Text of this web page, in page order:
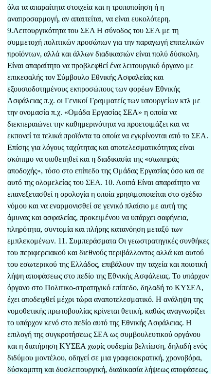
όλα τα απαραίτητα στοιχεία και η τροποποίηση ή η
αναπροσαρμογή, αν απαιτείται, να είναι ευκολότερη.
9.Λειτουργικότητα του ΣΕΑ Η σύνοδος του ΣΕΑ με τη
συμμετοχή πολιτικών προσώπων για την παραγωγή επιτελικών
προϊόντων, αλλά και άλλων διαδικασιών είναι πολύ δύσκολη.
Είναι απαραίτητο να προβλεφθεί ένα λειτουργικό όργανο με
επικεφαλής τον Σύμβουλο Εθνικής Ασφαλείας και
εξουσιοδοτημένους εκπροσώπους των φορέων Εθνικής
Ασφάλειας π.χ. οι Γενικοί Γραμματείς των υπουργείων κτλ με
την ονομασία π.χ. «Ομάδα Εργασίας ΣΕΑ» η οποία να
διεκπεραιώνει την καθημερινότητα να προετοιμάζει και να
εκπονεί τα τελικά προϊόντα τα οποία να εγκρίνονται από το ΣΕΑ.
Επίσης για λόγους ταχύτητας και αποτελεσματικότητας είναι
σκόπιμο να υιοθετηθεί και η διαδικασία της «σιωπηράς
αποδοχής», τόσο στο επίπεδο της Ομάδας Εργασίας όσο και σε
αυτό της ολομελείας του ΣΕΑ. 10. Λοιπά Είναι απαραίτητο να
επανεξετασθεί η ορολογία η οποία χρησιμοποιείται στο σχέδιο
νόμου και να εναρμονισθεί σε γενικό πλαίσιο με αυτή της
άμυνας και ασφαλείας, προκειμένου να υπάρχει σαφήνεια,
πληρότητα, συντομία και πλήρης κατανόηση μεταξύ των
εμπλεκομένων. 11. Συμπεράσματα Οι γεωστρατηγικές συνθήκες
του περιφερειακού και διεθνούς περιβάλλοντος αλλά και αυτού
του εσωτερικού της Ελλάδος, επιβάλουν την ταχεία και ποιοτική
λήψη αποφάσεως στο πεδίο της Εθνικής Ασφάλειας. Το υπάρχον
όργανο στο Πολιτικο-στρατηγικό επίπεδο, δηλαδή το ΚΥΣΕΑ,
έχει αποδειχθεί μέχρι τώρα αναποτελεσματικό. Η ανάληψη της
νομοθετικής πρωτοβουλίας κρίνεται θετική, καθώς αναγνωρίζει
το υπάρχον κενό στο πεδίο αυτό της Εθνικής Ασφάλειας. Η
επιλογή της συγκροτήσεως ΣΕΑ ως συμβουλευτικού οργάνου
και η διατήρηση ΚΥΣΕΑ χωρίς ουδεμία βελτίωση, δηλαδή ενός
διδύμου μοντέλου, οδηγεί σε μια γραφειοκρατική, χρονοβόρα,
δύσκαμπτη και δυσλειτουργική, διαδικασία λήψεως αποφάσεως,